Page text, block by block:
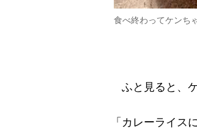
食べ終わってケンち
ふと見ると、
「カレーライス